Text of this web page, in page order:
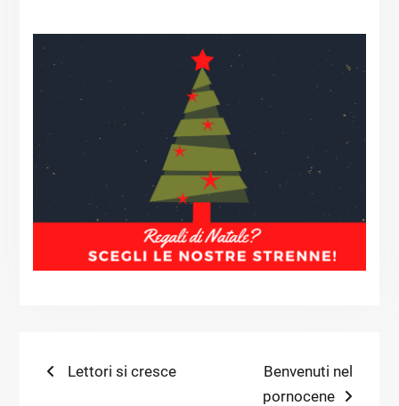
Navigazione
Previous
Lettori si cresce
Next
post:
Benvenuti nel
pornocene